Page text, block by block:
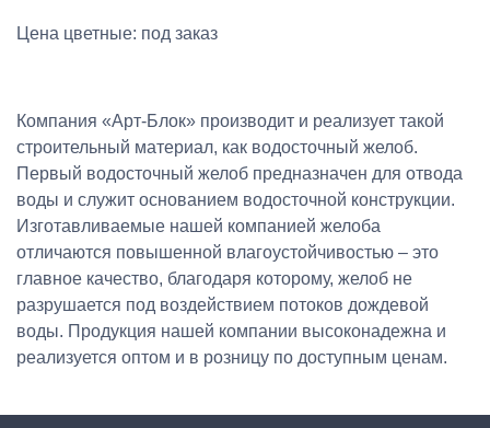
Цена цветные: под заказ
Компания «Арт-Блок» производит и реализует такой
строительный материал, как водосточный желоб.
Первый водосточный желоб предназначен для отвода
воды и служит основанием водосточной конструкции.
Изготавливаемые нашей компанией желоба
отличаются повышенной влагоустойчивостью – это
главное качество, благодаря которому, желоб не
разрушается под воздействием потоков дождевой
воды. Продукция нашей компании высоконадежна и
реализуется оптом и в розницу по доступным ценам.